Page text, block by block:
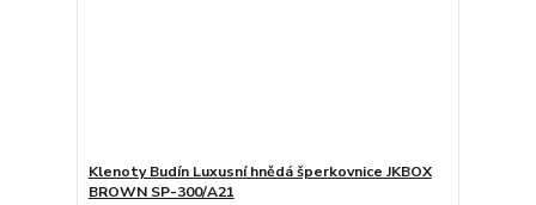
Klenoty Budín Luxusní hnědá šperkovnice JKBOX
BROWN SP-300/A21